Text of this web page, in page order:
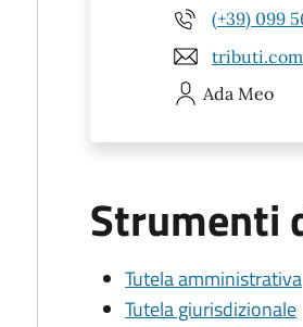
(+39) 099
Ada Meo
Strumenti
Tutela amministrativa
Tutela giurisdizionale